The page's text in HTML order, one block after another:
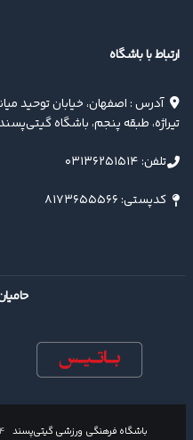
ارتباط با باشگاه
آدرس : اصفهان، خیابان توحید
تیراژه، طبقه پنجم، باشگاه گیتی‌پسند،
تلفن: ۰۳۱۳۶۲۵۱۵۱۴
کدپستی: ۸۱۷۳۶۵۵۵۶۶
باشگاه فرهنگی ورزشی گیتی‌پسند۱۴۰۴ - ۱۳۸۹ | کلیه حقوق محفوظ است